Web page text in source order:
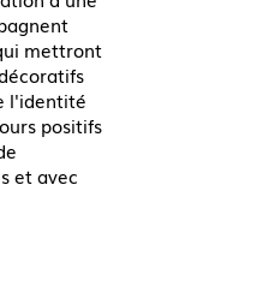
mettront
l'identité
positifs
et avec